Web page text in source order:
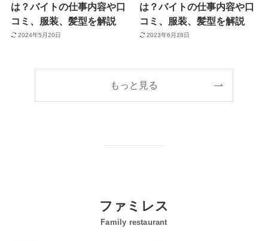
は？バイトの仕事内容や口
コミ、服装、髪型を解説
2024年5月20日
は？バイトの仕事内容や口
コミ、服装、髪型を解説
2023年6月28日
もっと見る
ファミレス
Family restaurant